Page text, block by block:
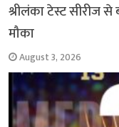
श्रीलंका टेस्ट सीरीज
मौका
August 3, 2026